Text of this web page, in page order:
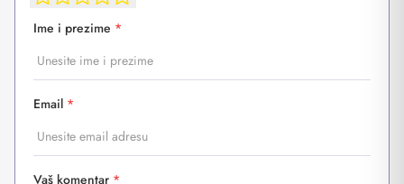
Ime i prezime *
Email *
Vaš komentar *